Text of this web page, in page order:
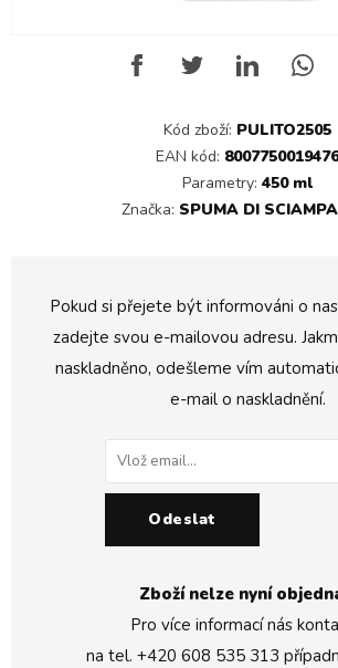
Kód zboží: PULITO2505
EAN kód: 8007750019476
Parametry: 450 ml
Značka: SPUMA DI
Pokud si přejete být informováni o
zadejte svou e-mailovou adresu.
naskladněno, odešleme vím
e-mail o naskladnění.
Odeslat
Zboží nelze nyní
Pro více informací nás
na tel. +420 608 535 313